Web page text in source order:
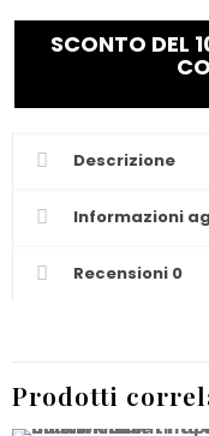
SCONTO DEL
Descrizione
Informazioni
Recensioni 0
Prodotti